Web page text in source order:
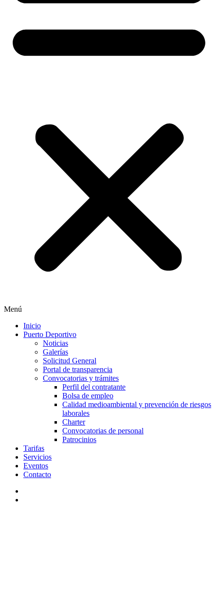
Menú
Inicio
Puerto Deportivo
Noticias
Galerías
Solicitud General
Portal de transparencia
Convocatorias y trámites
Perfil del contratante
Bolsa de empleo
Calidad medioambiental y prevención de riesgos
laborales
Charter
Convocatorias de personal
Patrocinios
Tarifas
Servicios
Eventos
Contacto